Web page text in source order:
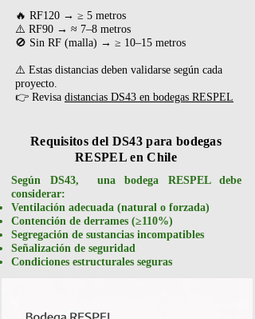
🔥 RF120 → ≥ 5 metros
⚠️ RF90 → ≈ 7–8 metros
🚫 Sin RF (malla) → ≥ 10–15 metros
⚠️ Estas distancias deben validarse según cada
proyecto.
👉 Revisa distancias DS43 en bodegas RESPEL
Requisitos del DS43 para bodegas
RESPEL en Chile
Según DS43, una bodega RESPEL debe
considerar:
Ventilación adecuada (natural o forzada)
Contención de derrames (≥110%)
Segregación de sustancias incompatibles
Señalización de seguridad
Condiciones estructurales seguras